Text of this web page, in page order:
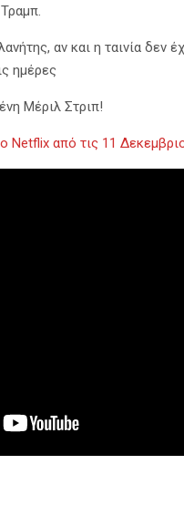
αν και η ταινία δεν
ημέρες
Μέριλ Στριπ!
Netflix από τις 11